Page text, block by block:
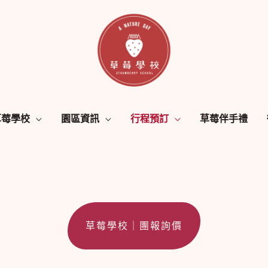
學校 園區資訊 行程預訂 草莓伴手禮
草莓學校｜團報詢價